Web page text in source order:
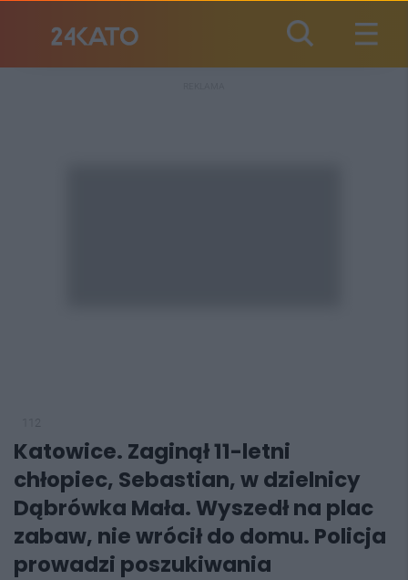
Katowice. Zaginął 11-letni
chłopiec, Sebastian, w dzielnicy
Dąbrówka Mała. Wyszedł na plac
zabaw, nie wrócił do domu. Policja
prowadzi poszukiwania